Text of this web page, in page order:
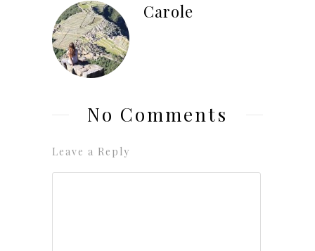
Carole
No Comments
Leave a Reply